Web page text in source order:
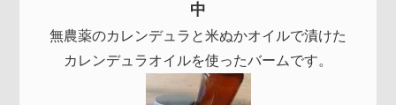
中
無農薬のカレンデュラと米ぬかオイルで漬けた
カレンデュラオイルを使ったバームです。